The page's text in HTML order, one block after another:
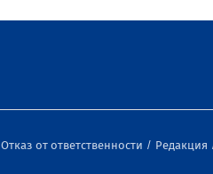
Отказ от ответственности Редакция